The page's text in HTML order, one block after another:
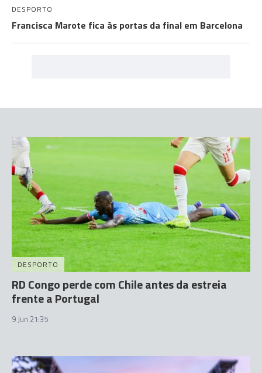
DESPORTO
Francisca Marote fica às portas da final em Barcelona
DESPORTO
RD Congo perde com Chile antes da estreia
frente a Portugal
9 Jun 21:35